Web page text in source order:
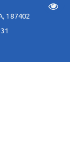
, 187402